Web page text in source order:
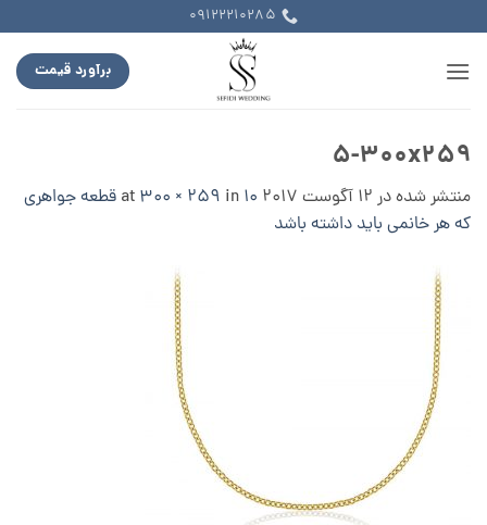
to
content
09122210285
برآورد قیمت
۵-۳۰۰x259
منتشر شده در 12 آگوست 2017 300 × 259 in
۱۰ قطعه جواهری
که هر خانمی باید داشته باشد